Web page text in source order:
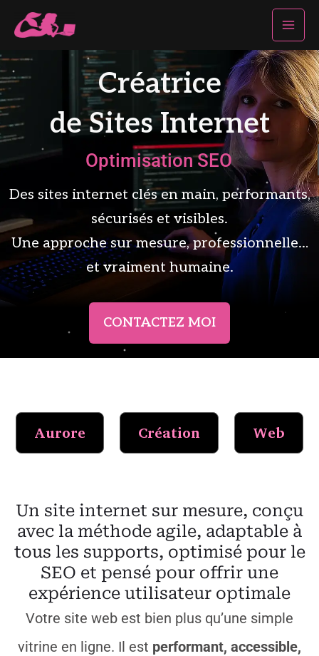
Créatrice
de Sites Internet
Optimisation SEO
Des sites internet clés en main, performants,
sécurisés et visibles.
Une approche sur mesure, professionnelle…
et vraiment humaine.
CONTACTEZ MOI
Aurore Création Web
Un site internet sur mesure, conçu
avec la méthode agile, adaptable à
tous les supports, optimisé pour le
SEO et pensé pour offrir une
expérience utilisateur optimale
Votre site web est bien plus qu’une simple
vitrine en ligne. Il est performant, accessible,